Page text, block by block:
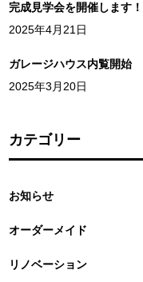
完成見学会を開催します！
2025年4月21日
ガレージハウス内覧開始
2025年3月20日
カテゴリー
お知らせ
オーダーメイド
リノベーション